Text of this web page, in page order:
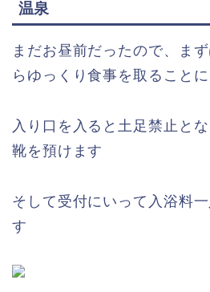
温泉
まだお昼前だったので、ま
らゆっくり食事を取ること
入り口を入ると土足禁止と
靴を預けます
そして受付にいって入浴料
す